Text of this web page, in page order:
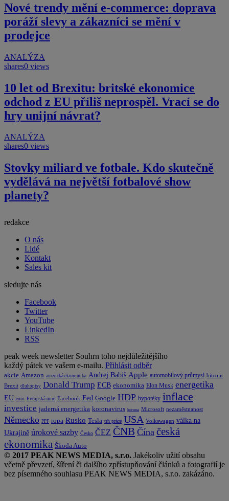
Nové trendy mění e-commerce: doprava
poráží slevy a zákazníci se mění v
prodejce
ANALÝZA
shares0 views
10 let od Brexitu: britské ekonomice
odchod z EU příliš neprospěl. Vrací se do
hry unijní návrat?
ANALÝZA
shares0 views
Stovky miliard ve fotbale. Kdo skutečně
vydělává na největší fotbalové show
planety?
redakce
O nás
Lidé
Kontakt
Sales kit
sledujte nás
Facebook
Twitter
YouTube
LinkedIn
RSS
peak week newsletter Souhrn toho nejdůležitějšího
každý pátek ve vašem e-mailu. Přihlásit odběr
akcie Amazon americká ekonomika Andrej Babiš Apple automobilový průmysl bitcoin
Brexit dluhopisy Donald Trump ECB ekonomika Elon Musk energetika
EU euro Evropská unie Facebook Fed Google HDP hypotéky inflace
investice jaderná energetika koronavirus koruna Microsoft nezaměstnanost
Německo PPF ropa Rusko Tesla trh práce USA Volkswagen válka na
Ukrajině úrokové sazby Česko ČEZ ČNB Čína česká
ekonomika Škoda Auto
© 2017 PEAK NEWS MEDIA, s.r.o. Jakékoliv užití obsahu
včetně převzetí, šíření či dalšího zpřístupňování článků a fotografií je
bez písemného souhlasu PEAK NEWS MEDIA, s.r.o. zakázáno.